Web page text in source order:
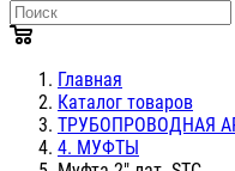
Главная
Каталог товаров
ТРУБОПРОВОДНАЯ
4. МУФТЫ